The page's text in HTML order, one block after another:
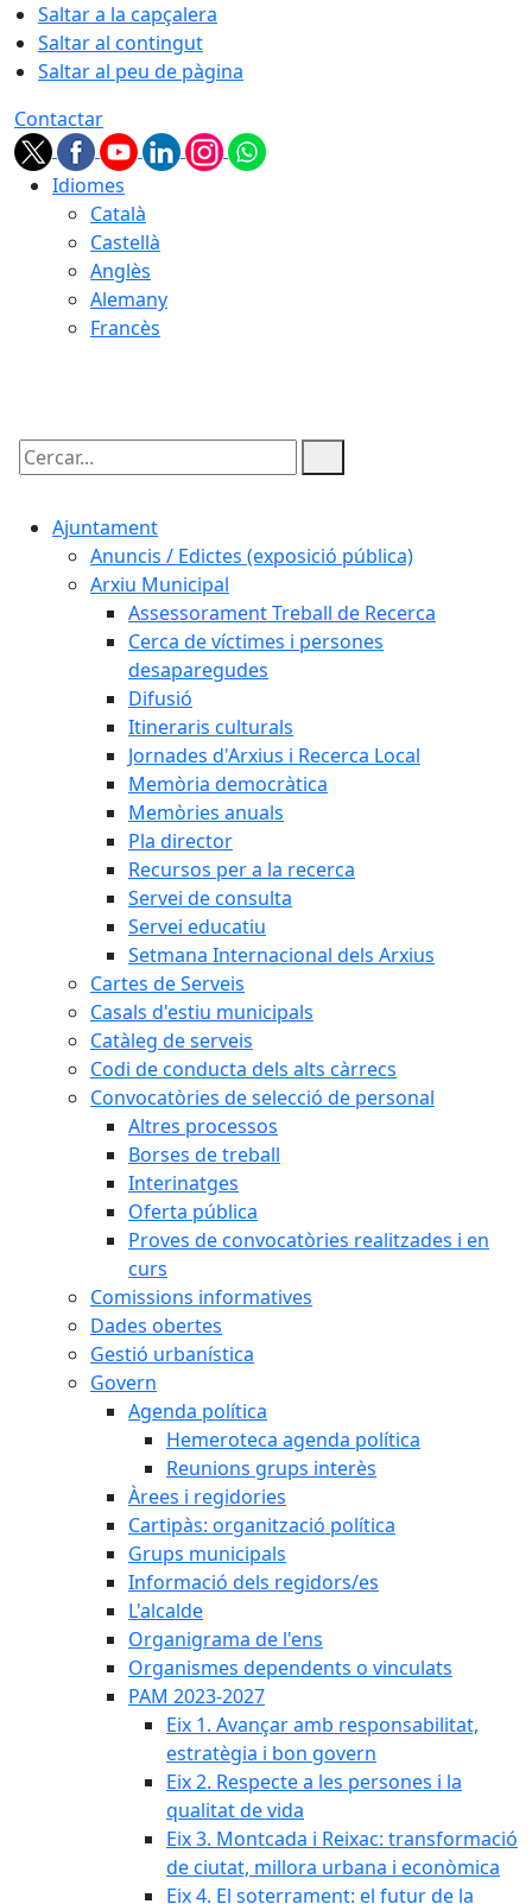
Saltar a la capçalera
Saltar al contingut
Saltar al peu de pàgina
Contactar
Idiomes
Català
Castellà
Anglès
Alemany
Francès
Cercar:
Ajuntament
Anuncis / Edictes (exposició pública)
Arxiu Municipal
Assessorament Treball de Recerca
Cerca de víctimes i persones
desaparegudes
Difusió
Itineraris culturals
Jornades d'Arxius i Recerca Local
Memòria democràtica
Memòries anuals
Pla director
Recursos per a la recerca
Servei de consulta
Servei educatiu
Setmana Internacional dels Arxius
Cartes de Serveis
Casals d'estiu municipals
Catàleg de serveis
Codi de conducta dels alts càrrecs
Convocatòries de selecció de personal
Altres processos
Borses de treball
Interinatges
Oferta pública
Proves de convocatòries realitzades i en
curs
Comissions informatives
Dades obertes
Gestió urbanística
Govern
Agenda política
Hemeroteca agenda política
Reunions grups interès
Àrees i regidories
Cartipàs: organització política
Grups municipals
Informació dels regidors/es
L'alcalde
Organigrama de l'ens
Organismes dependents o vinculats
PAM 2023-2027
Eix 1. Avançar amb responsabilitat,
estratègia i bon govern
Eix 2. Respecte a les persones i la
qualitat de vida
Eix 3. Montcada i Reixac: transformació
de ciutat, millora urbana i econòmica
Eix 4. El soterrament: el futur de la